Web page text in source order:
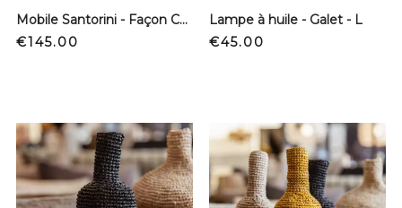
Mobile Santorini - Façon Calder
Price
€145.00
Lampe à huile - Galet - L
Price
€45.00